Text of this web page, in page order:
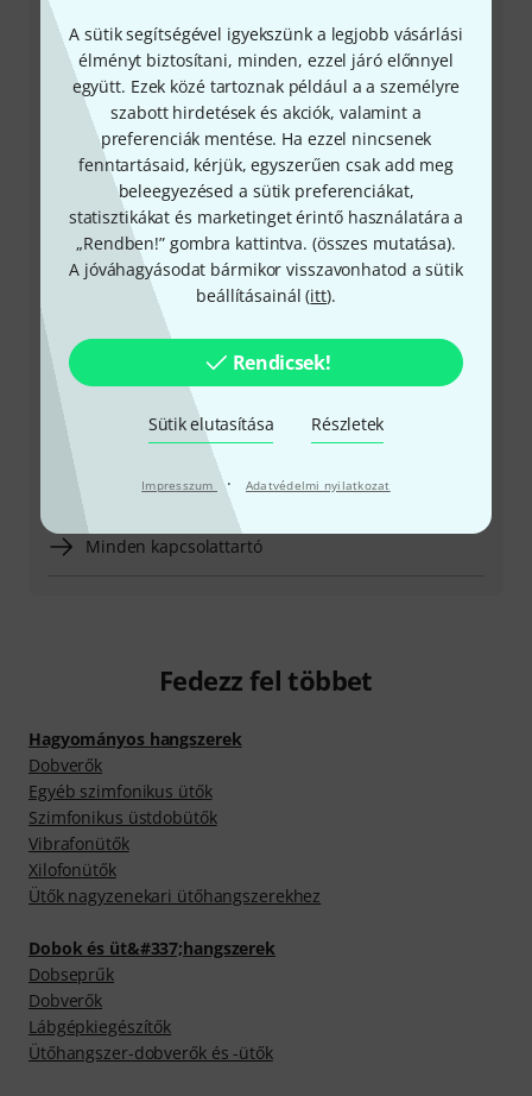
A sütik segítségével igyekszünk a legjobb vásárlási
élményt biztosítani, minden, ezzel járó előnnyel
együtt. Ezek közé tartoznak például a a személyre
szabott hirdetések és akciók, valamint a
preferenciák mentése. Ha ezzel nincsenek
fenntartásaid, kérjük, egyszerűen csak add meg
beleegyezésed a sütik preferenciákat,
statisztikákat és marketinget érintő használatára a
„Rendben!” gombra kattintva. (összes mutatása).
A jóváhagyásodat bármikor visszavonhatod a sütik
beállításainál (itt).
Rendicsek!
Sütik elutasítása Részletek
Impresszum · Adatvédelmi nyilatkozat
+49-9546-9223-531
Ügyfélszolgálatunk minden kérdés és észrevétel esetén
örömmel áll rendelkezésedre
Készítsd elő ügyfélszámodat
Nyitvatartási idő (CEST - Közép-európai
nyári időszámítás)
Visszahívást kérek
Még több elérhetőség
Termék visszaküldése
Minden kapcsolattartó
Fedezz fel többet
Hagyományos hangszerek
Dobverők
Egyéb szimfonikus ütők
Szimfonikus üstdobütők
Vibrafonütők
Xilofonütők
Ütők nagyzenekari ütőhangszerekhez
Dobok és üt&#337;hangszerek
Dobseprűk
Dobverők
Lábgépkiegészítők
Ütőhangszer-dobverők és -ütők